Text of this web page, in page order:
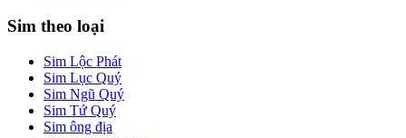
Sim theo loại
Sim Lộc Phát
Sim Lục Quý
Sim Ngũ Quý
Sim Tứ Quý
Sim ông địa